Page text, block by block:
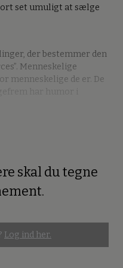
set umuligt at sælge
der bestemmer den
Menneskelige
menneskelige de er. De
skal du tegne
Log ind her.